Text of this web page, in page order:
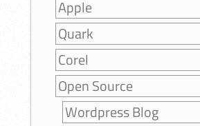
Apple
Quark
Corel
Open Source
Wordpress Blog